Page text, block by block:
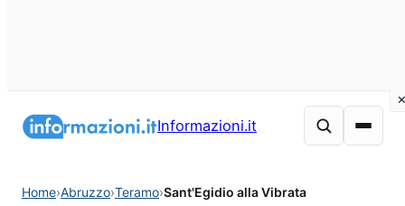
Informazioni.it
Home›Abruzzo›Teramo›Sant'Egidio alla Vibrata